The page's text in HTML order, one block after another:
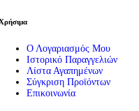
Ο Λογαριασμός Μου
Ιστορικό Παραγγελιών
Λίστα Αγαπημένων
Σύγκριση Προϊόντων
Επικοινωνία